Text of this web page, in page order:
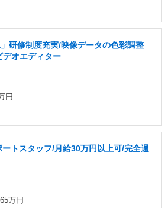
」研修制度充実/映像データの色彩調整
デオエディター
円
トスタッフ/月給30万円以上可/完全週
万円